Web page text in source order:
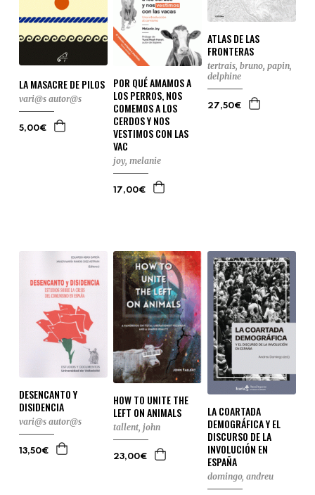
LA MASACRE DE PILOS
vari@s autor@s
5,00€
POR QUÉ AMAMOS A
LOS PERROS, NOS
COMEMOS A LOS
CERDOS Y NOS
VESTIMOS CON LAS
VAC
joy, melanie
17,00€
ATLAS DE LAS
FRONTERAS
tertrais, bruno, papin,
delphine
27,50€
DESENCANTO Y
DISIDENCIA
vari@s autor@s
13,50€
HOW TO UNITE THE
LEFT ON ANIMALS
tallent, john
23,00€
LA COARTADA
DEMOGRÁFICA Y EL
DISCURSO DE LA
INVOLUCIÓN EN
ESPAÑA
domingo, andreu